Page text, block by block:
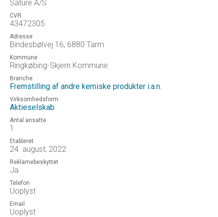
Sature A/S
CVR
43472305
Adresse
Bindesbølvej 16, 6880 Tarm
Kommune
Ringkøbing-Skjern Kommune
Branche
Fremstilling af andre kemiske produkter i.a.n.
Virksomhedsform
Aktieselskab
Antal ansatte
1
Etableret
24. august, 2022
Reklamebeskyttet
Ja
Telefon
Uoplyst
Email
Uoplyst